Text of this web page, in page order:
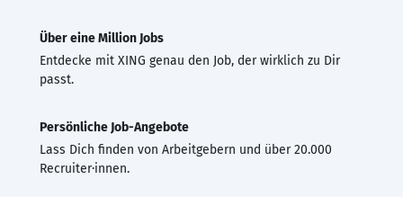
Über eine Million Jobs
Entdecke mit XING genau den Job, der wirklich zu Dir
passt.
Persönliche Job-Angebote
Lass Dich finden von Arbeitgebern und über 20.000
Recruiter·innen.